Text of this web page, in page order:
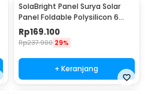
SolaBright Panel Surya Solar
Panel Foldable Polysilicon 6
Fold 100W - LI6
Rp169.100
Rp237.900 29%
+ Keranjang